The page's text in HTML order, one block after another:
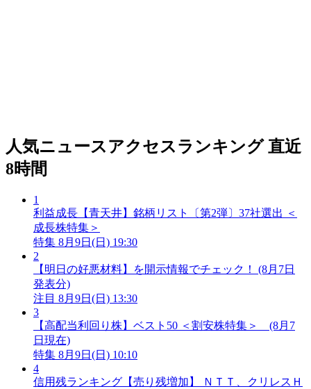
人気ニュースアクセスランキング 直近
8時間
1
利益成長【青天井】銘柄リスト〔第2弾〕37社選出 ＜
成長株特集＞
特集 8月9日(日) 19:30
2
【明日の好悪材料】を開示情報でチェック！ (8月7日
発表分)
注目 8月9日(日) 13:30
3
【高配当利回り株】ベスト50 ＜割安株特集＞ (8月7
日現在)
特集 8月9日(日) 10:10
4
信用残ランキング【売り残増加】 ＮＴＴ、クリレスＨ